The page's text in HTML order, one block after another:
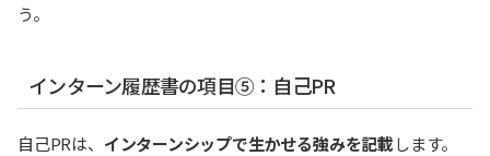
う。
インターン履歴書の項目⑤：自己PR
自己PRは、 インターンシップで生かせる強みを記載します。